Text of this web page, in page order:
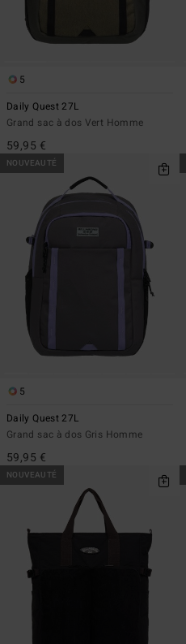
5
Daily Quest 27L
Grand sac à dos Vert Homme
59,95 €
NOUVEAUTÉ
5
Daily Quest 27L
Grand sac à dos Gris Homme
59,95 €
NOUVEAUTÉ